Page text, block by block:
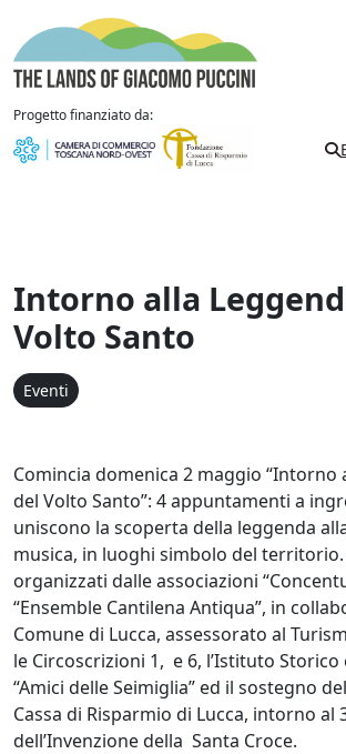
Vai al contenuto
Progetto finanziato da:
Intorno alla
Volto Santo
Eventi
Comincia domenica 2 maggio “Intorno
del Volto Santo”: 4 appuntamenti a
uniscono la scoperta della leggenda
musica, in luoghi simbolo del territorio.
organizzati dalle associazioni
“Ensemble Cantilena Antiqua”, in
Comune di Lucca, assessorato al
le Circoscrizioni 1, e 6, l’Istituto Storico
“Amici delle Seimiglia” ed il sostegno
Cassa di Risparmio di Lucca, intorno al
dell’Invenzione della Santa Croce.